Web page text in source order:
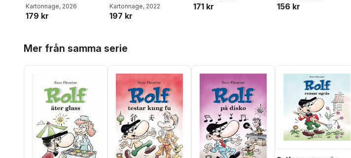
Kartonnage, 2026
179 kr
Kartonnage, 2022
197 kr
171 kr 156 kr
Mer från samma serie